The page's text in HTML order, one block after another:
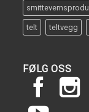
telt teltvegg
FØLG OSS